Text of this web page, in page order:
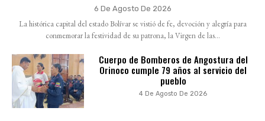
6 De Agosto De 2026
La histórica capital del estado Bolívar se vistió de fe, devoción y alegría para
conmemorar la festividad de su patrona, la Virgen de las...
Cuerpo de Bomberos de Angostura del
Orinoco cumple 79 años al servicio del
pueblo
4 De Agosto De 2026